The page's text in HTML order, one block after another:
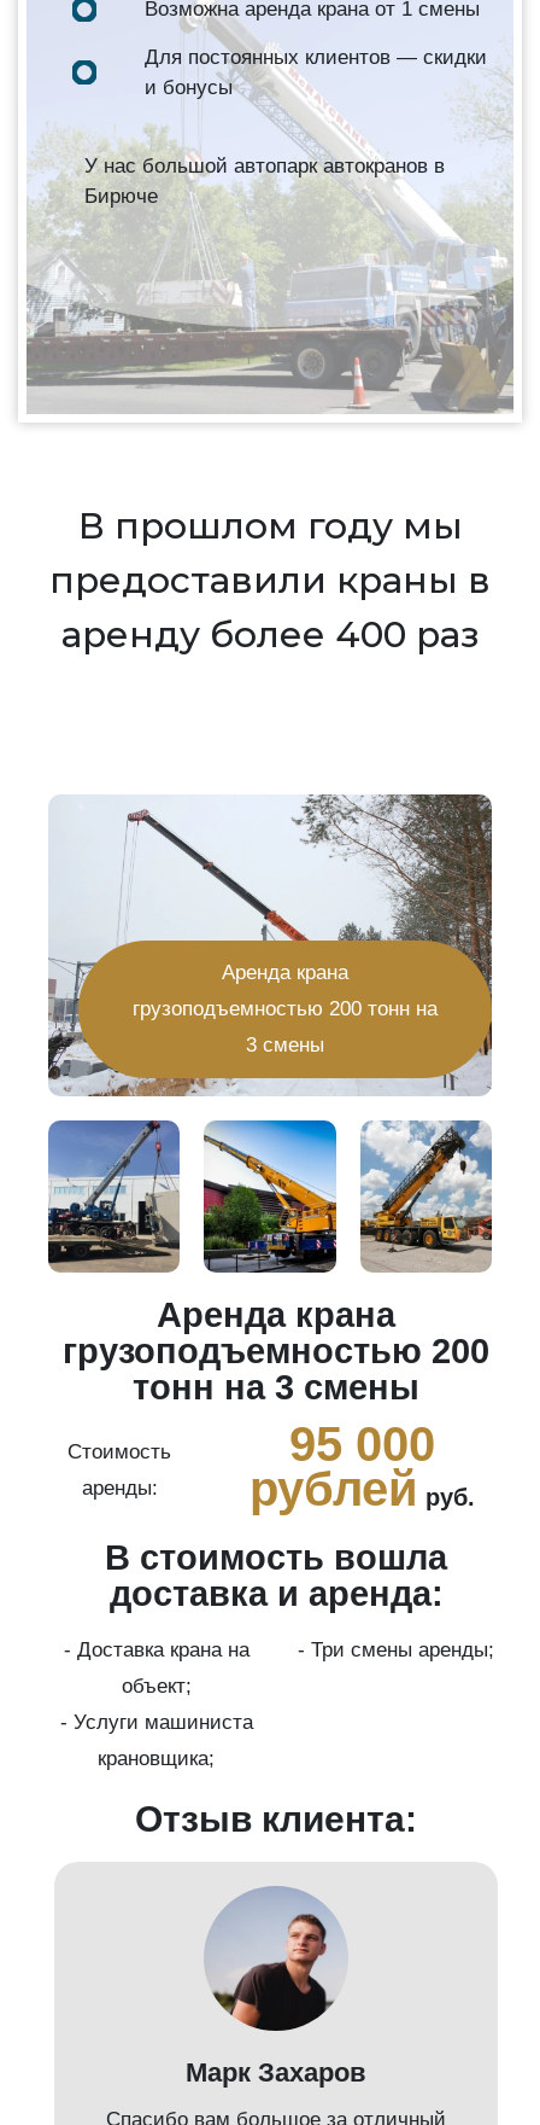
Возможна аренда крана от 1 смены
Для постоянных клиентов — скидки
и бонусы
У нас большой автопарк автокранов в
Бирюче
В прошлом году мы
предоставили краны в
аренду более 400 раз
Аренда крана
грузоподъемностью 200 тонн на
3 смены
Аренда крана
грузоподъемностью 200
тонн на 3 смены
Стоимость
аренды:
95 000
рублей руб.
В стоимость вошла
доставка и аренда:
- Доставка крана на
объект;
- Три смены аренды;
- Услуги машиниста
крановщика;
Отзыв клиента:
Марк Захаров
Спасибо вам большое за отличный